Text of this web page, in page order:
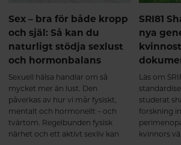
stöd för
Intresset
fortsätter
hudens
muskler,
bindväv.
egentligen
börjar ta
kollagen
vi igenom
från de
långsiktiga
Sex – bra för både kropp
och själ: Så kan du
naturligt stödja sexlust
och hormonbalans
Sexuell hälsa handlar om så
mycket mer än lust. Den
påverkas av hur vi mår fysiskt,
mentalt och hormonellt – och
tvärtom. Regelbunden fysisk
närhet och ett aktivt sexliv kan
SRI81
nya
Läs om
studerat
forskning
kvinnors